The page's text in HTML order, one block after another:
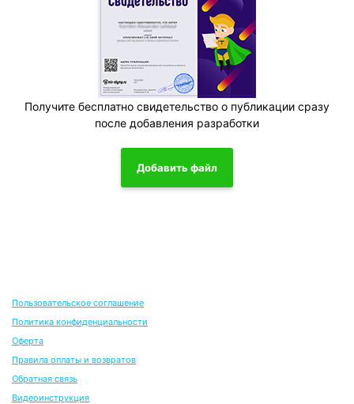
Получите бесплатно свидетельство о публикации сразу
после добавления разработки
Добавить файл
Пользовательское соглашение
Политика конфиденциальности
Оферта
Правила оплаты и возвратов
Обратная связь
Видеоинструкция